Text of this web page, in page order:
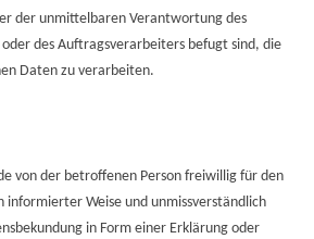
der unmittelbaren Verantwortung des
des Auftragsverarbeiters befugt sind, die
Daten zu verarbeiten.
von der betroffenen Person freiwillig für den
informierter Weise und unmissverständlich
in Form einer Erklärung oder